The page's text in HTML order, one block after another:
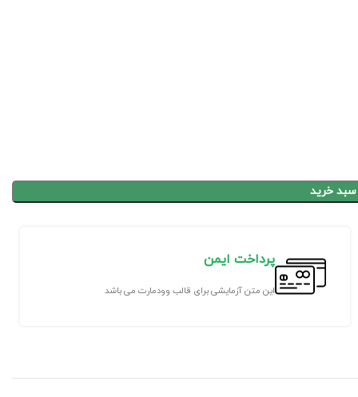
سبد خرید
پرداخت ایمن
این متن آزمایشی برای قالب وودمارت می باشد